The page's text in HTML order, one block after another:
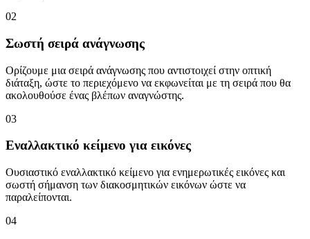
02
Σωστή σειρά ανάγνωσης
Ορίζουμε μια σειρά ανάγνωσης που αντιστοιχεί στην οπτική
διάταξη, ώστε το περιεχόμενο να εκφωνείται με τη σειρά που θα
ακολουθούσε ένας βλέπων αναγνώστης.
03
Εναλλακτικό κείμενο για εικόνες
Ουσιαστικό εναλλακτικό κείμενο για ενημερωτικές εικόνες και
σωστή σήμανση των διακοσμητικών εικόνων ώστε να
παραλείπονται.
04